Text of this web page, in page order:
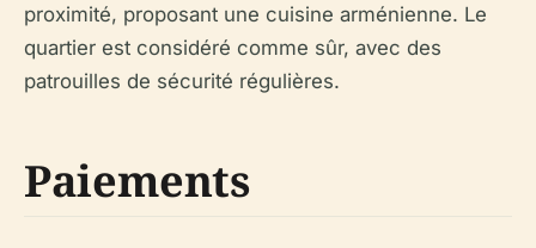
proximité, proposant une cuisine arménienne. Le
quartier est considéré comme sûr, avec des
patrouilles de sécurité régulières.
Paiements